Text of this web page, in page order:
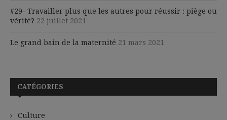
#29- Travailler plus que les autres pour réussir : piège ou
vérité? 22 juillet 2021
Le grand bain de la maternité 21 mars 2021
CATÉGORIES
Culture